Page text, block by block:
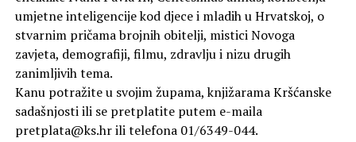
umjetne inteligencije kod djece i mladih u Hrvatskoj, o
stvarnim pričama brojnih obitelji, mistici Novoga
zavjeta, demografiji, filmu, zdravlju i nizu drugih
zanimljivih tema.
Kanu potražite u svojim župama, knjižarama Kršćanske
sadašnjosti ili se pretplatite putem e-maila
pretplata@ks.hr ili telefona 01/6349-044.